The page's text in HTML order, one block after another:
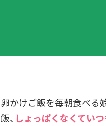
卵かけご飯を毎朝食べる
飯、 しょっぱくなくてい